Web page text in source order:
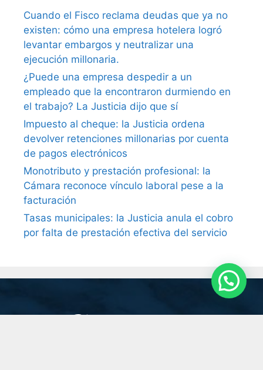
Cuando el Fisco reclama deudas que ya no
existen: cómo una empresa hotelera logró
levantar embargos y neutralizar una
ejecución millonaria.
¿Puede una empresa despedir a un
empleado que la encontraron durmiendo en
el trabajo? La Justicia dijo que sí
Impuesto al cheque: la Justicia ordena
devolver retenciones millonarias por cuenta
de pagos electrónicos
Monotributo y prestación profesional: la
Cámara reconoce vínculo laboral pese a la
facturación
Tasas municipales: la Justicia anula el cobro
por falta de prestación efectiva del servicio